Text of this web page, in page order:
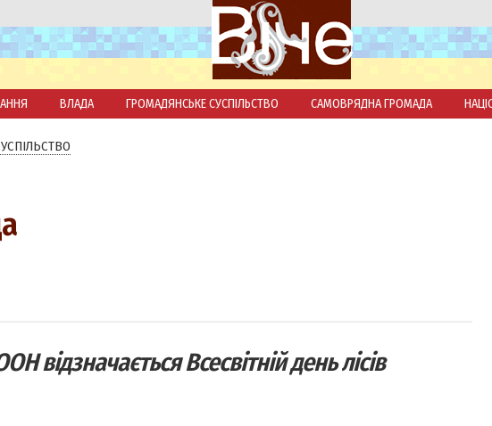
ВЛАДА ГРОМАДЯНСЬКЕ СУСПІЛЬСТВО САМОВРЯДНА ГРОМАДА
відзначаєтьcя Всесвітній день лісів